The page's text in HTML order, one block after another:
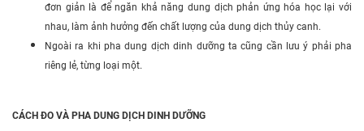
đơn giản là để ngăn khả năng dung dịch phản ứng hóa học lại với
nhau, làm ảnh hưởng đến chất lượng của dung dịch thủy canh.
Ngoài ra khi pha dung dịch dinh dưỡng ta cũng cần lưu ý phải pha
riêng lẻ, từng loại một.
CÁCH ĐO VÀ PHA DUNG DỊCH DINH DƯỠNG